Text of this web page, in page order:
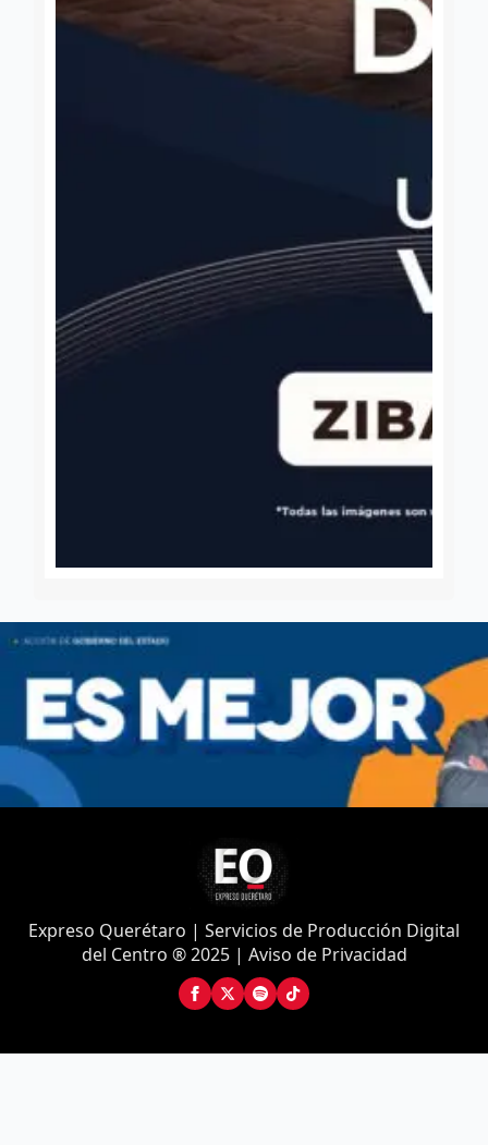
Expreso Querétaro | Servicios de Producción Digital
del Centro ® 2025 | Aviso de Privacidad